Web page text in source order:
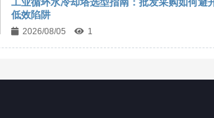
低效陷阱
2026/08/05 1